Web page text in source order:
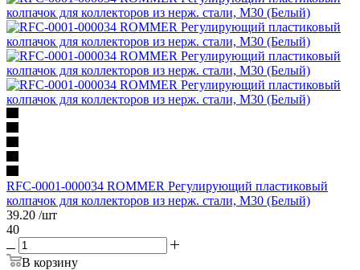
RFC-0001-000034 ROMMER Регулирующий пластиковый
колпачок для коллекторов из нерж. стали, M30 (Белый)
39.20 /шт
40
В корзину